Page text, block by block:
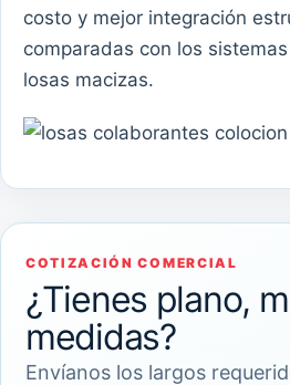
costo y mejor integración
comparadas con los
losas macizas.
COTIZACIÓN COMERCIAL
¿Tienes plano,
medidas?
Envíanos los largos